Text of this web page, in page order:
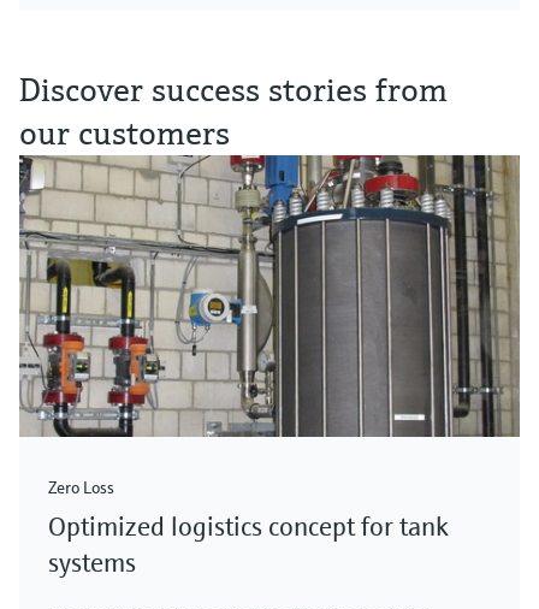
Discover success stories from
our customers
Zero Loss
Optimized logistics concept for tank
systems